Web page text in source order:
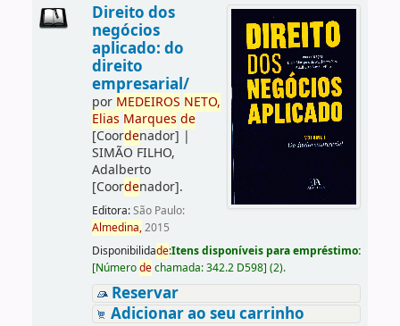
Direito dos
negócios
aplicado: do
direito
empresarial/
por MEDEIROS NETO,
Elias Marques de
[Coordenador] |
SIMÃO FILHO,
Adalberto
[Coordenador].
Editora:São Paulo:
Almedina,2015
Disponibilidade:Itens disponíveis para empréstimo:
[Númerodechamada:342.2 D598] (2).
Reservar
Adicionar ao seu carrinho